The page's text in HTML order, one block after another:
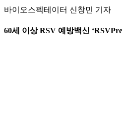
바이오스펙테이터 신창민 기자
60세 이상 RSV 예방백신